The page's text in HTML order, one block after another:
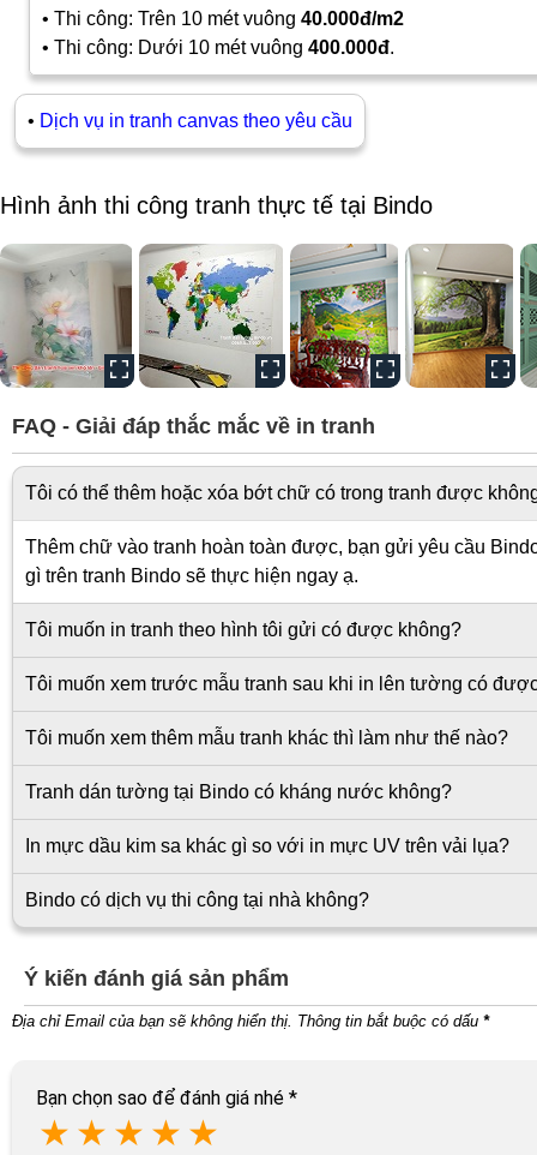
• Thi công: Trên 10 mét vuông 40.000đ/m2
• Thi công: Dưới 10 mét vuông 400.000đ.
• Dịch vụ in tranh canvas theo yêu cầu
Hình ảnh thi công tranh thực tế tại Bindo
FAQ - Giải đáp thắc mắc về in tranh
Tôi có thể thêm hoặc xóa bớt chữ có trong tranh được
Thêm chữ vào tranh hoàn toàn được, bạn gửi yêu cầu
gì trên tranh Bindo sẽ thực hiện ngay ạ.
Tôi muốn in tranh theo hình tôi gửi có được không?
Tôi muốn xem trước mẫu tranh sau khi in lên tường có
Tôi muốn xem thêm mẫu tranh khác thì làm như thế nào?
Tranh dán tường tại Bindo có kháng nước không?
In mực dầu kim sa khác gì so với in mực UV trên vải lụa?
Bindo có dịch vụ thi công tại nhà không?
Ý kiến đánh giá sản phẩm
Địa chỉ Email của bạn sẽ không hiển thị. Thông tin bắt buộc có dấu *
Bạn chọn sao để đánh giá nhé *
★ ★ ★ ★ ★